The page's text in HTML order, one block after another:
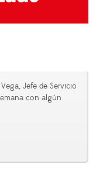
Jefe de Servicio
con algún